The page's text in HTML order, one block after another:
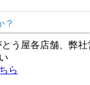
？
う屋各店舗、弊
ら